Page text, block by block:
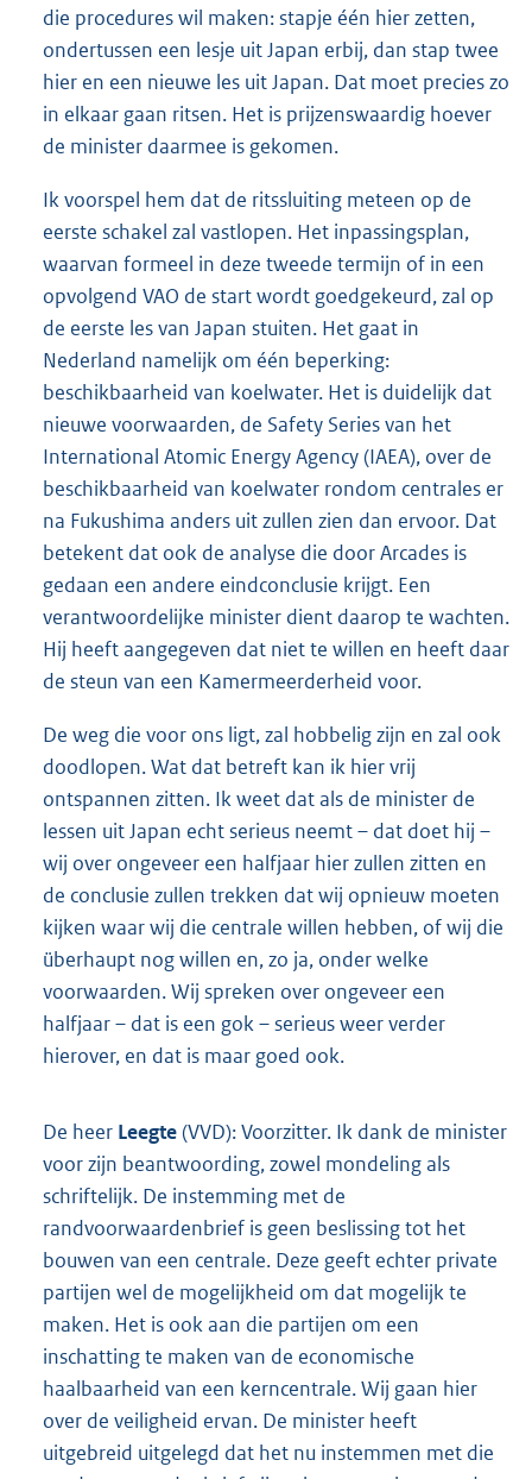
die procedures wil maken: stapje één hier zetten,
ondertussen een lesje uit Japan erbij, dan stap twee
hier en een nieuwe les uit Japan. Dat moet precies zo
in elkaar gaan ritsen. Het is prijzenswaardig hoever
de minister daarmee is gekomen.
Ik voorspel hem dat de ritssluiting meteen op de
eerste schakel zal vastlopen. Het inpassingsplan,
waarvan formeel in deze tweede termijn of in een
opvolgend VAO de start wordt goedgekeurd, zal op
de eerste les van Japan stuiten. Het gaat in
Nederland namelijk om één beperking:
beschikbaarheid van koelwater. Het is duidelijk dat
nieuwe voorwaarden, de Safety Series van het
International Atomic Energy Agency (IAEA), over de
beschikbaarheid van koelwater rondom centrales er
na Fukushima anders uit zullen zien dan ervoor. Dat
betekent dat ook de analyse die door Arcades is
gedaan een andere eindconclusie krijgt. Een
verantwoordelijke minister dient daarop te wachten.
Hij heeft aangegeven dat niet te willen en heeft daar
de steun van een Kamermeerderheid voor.
De weg die voor ons ligt, zal hobbelig zijn en zal ook
doodlopen. Wat dat betreft kan ik hier vrij
ontspannen zitten. Ik weet dat als de minister de
lessen uit Japan echt serieus neemt – dat doet hij –
wij over ongeveer een halfjaar hier zullen zitten en
de conclusie zullen trekken dat wij opnieuw moeten
kijken waar wij die centrale willen hebben, of wij die
überhaupt nog willen en, zo ja, onder welke
voorwaarden. Wij spreken over ongeveer een
halfjaar – dat is een gok – serieus weer verder
hierover, en dat is maar goed ook.
De heer Leegte(VVD): Voorzitter. Ik dank de minister
voor zijn beantwoording, zowel mondeling als
schriftelijk. De instemming met de
randvoorwaardenbrief is geen beslissing tot het
bouwen van een centrale. Deze geeft echter private
partijen wel de mogelijkheid om dat mogelijk te
maken. Het is ook aan die partijen om een
inschatting te maken van de economische
haalbaarheid van een kerncentrale. Wij gaan hier
over de veiligheid ervan. De minister heeft
uitgebreid uitgelegd dat het nu instemmen met die